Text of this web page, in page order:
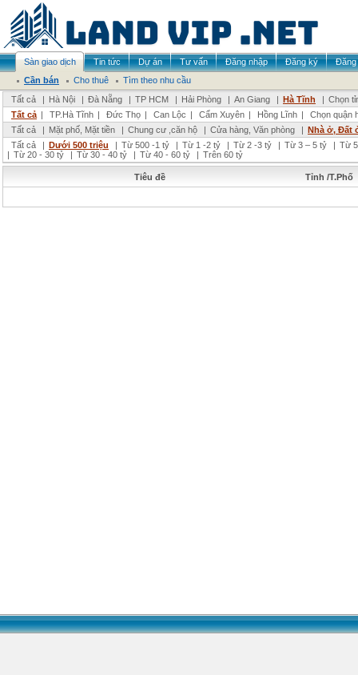
Sàn giao dịch Tin tức Dự án Tư vấn Đăng nhập Đăng ký
Đăng
Cần bán
Cho thuê
Tìm theo nhu cầu
Tất cả
| Hà Nội | Đà Nẵng | TP HCM | Hải Phòng | An Giang | Hà Tĩnh | Chọn
Tất cả | TP.Hà Tĩnh | Đức Thọ | Can Lộc | Cẩm Xuyên | Hồng Lĩnh |
Chọn quận
Tất cả
| Mặt phố, Mặt tiền | Chung cư ,căn hộ | Cửa hàng, Văn phòng | Nhà ở, Đất
Tất cả
| Dưới 500 triệu | Từ 500 -1 tỷ | Từ 1 -2 tỷ | Từ 2 -3 tỷ | Từ 3 – 5 tỷ | Từ
| Từ 20 - 30 tỷ | Từ 30 - 40 tỷ | Từ 40 - 60 tỷ | Trên 60 tỷ
Tiêu đề Tỉnh /T.Phố